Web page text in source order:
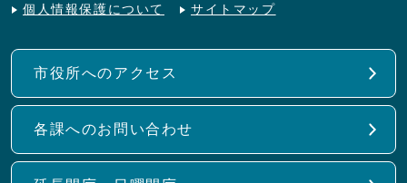
個人情報保護について サイトマップ
市役所へのアクセス
各課へのお問い合わせ